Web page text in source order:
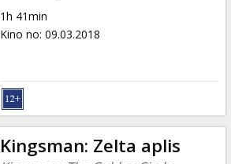
1h 41min
Kino no: 09.03.2018
Kingsman: Zelta aplis